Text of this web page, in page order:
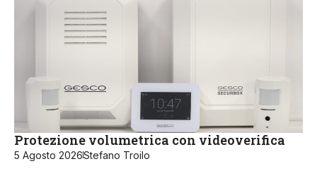
Protezione volumetrica con videoverifica
5 Agosto 2026Stefano Troilo